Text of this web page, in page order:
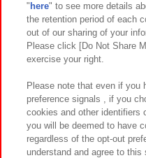
関連会社 サステ
プライバシーポリシー ウ
お取引先さまとともに
カスタマーハラスメント対応方
" here" to see more details
the retention period of each
out of our sharing of your
Please click [Do Not Share
exercise your right.
Please note that even if you
preference signals , if you
cookies and other identifiers
you will be deemed to have
regardless of the opt-out
understand and agree to